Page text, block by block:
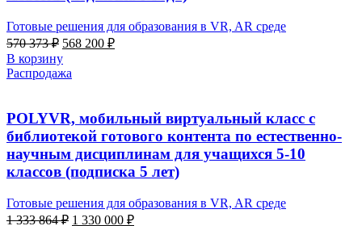
Готовые решения для образования в VR, AR среде
570 373₽ Первоначальная
цена
составляла
570
568 200 ₽Текущая
В корзину
Распродажа
POLYVR, мобильный виртуальный класс с
библиотекой готового контента по естественно-
научным дисциплинам для учащихся 5-10
классов (подписка 5 лет)
Готовые решения для образования в VR, AR среде
1 333 864₽ Первоначальная
1 330 000 ₽Текущая